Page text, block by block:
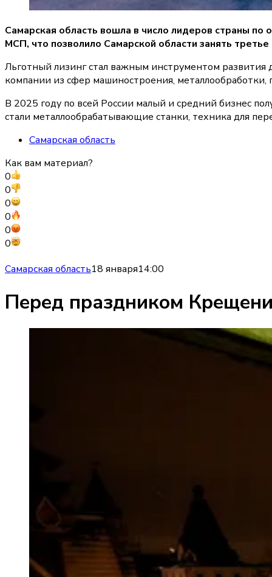
Самарская область вошла в число лидеров страны
МСП, что позволило Самарской области занять
Льготный лизинг стал важным инструментом развития
компании из сфер машиностроения,
В 2025 году по всей России малый и средний бизнес
стали металлообрабатывающие станки, техника для
Самарская область
Как вам материал?
0
0
0
0
0
0
Самарская область18 января14:00
Перед праздником